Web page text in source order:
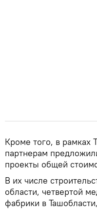
Кроме того, в
партнерам
проекты общей
В их числе
области, четвертой
фабрики в